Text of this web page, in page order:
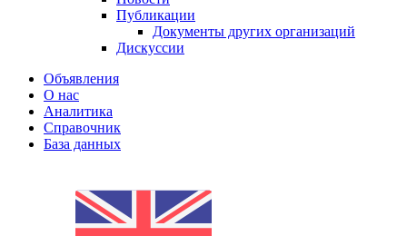
Публикации
Документы других организаций
Дискуссии
Объявления
О нас
Аналитика
Справочник
База данных